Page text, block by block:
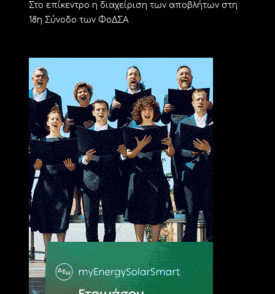
Στο επίκεντρο η διαχείριση των αποβλήτων στη
18η Σύνοδο των ΦοΔΣΑ